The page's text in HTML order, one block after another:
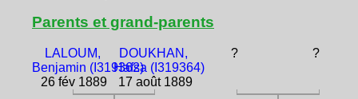
Parents et grand-parents
LALOUM,
Benjamin (I319362)
26 fév 1889
DOUKHAN,
Hafsa (I319364)
17 août 1889
? ?